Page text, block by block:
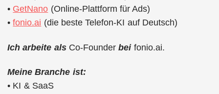
• GetNano (Online-Plattform für Ads)
•fonio.ai (die beste Telefon-KI auf Deutsch)
Ich arbeite als Co-Founderbeifonio.ai.
Meine Branche ist:
• KI & SaaS